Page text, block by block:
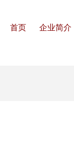
首页 企业简介